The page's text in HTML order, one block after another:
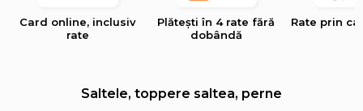
Card online, inclusiv
rate
Plătești în 4 rate fără
dobândă
Rate prin
Saltele, toppere saltea, perne